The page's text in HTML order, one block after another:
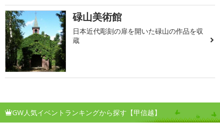
碌山美術館
日本近代彫刻の扉を開いた碌山の作品を収
蔵
GW人気イベントランキングから探す【甲信越】